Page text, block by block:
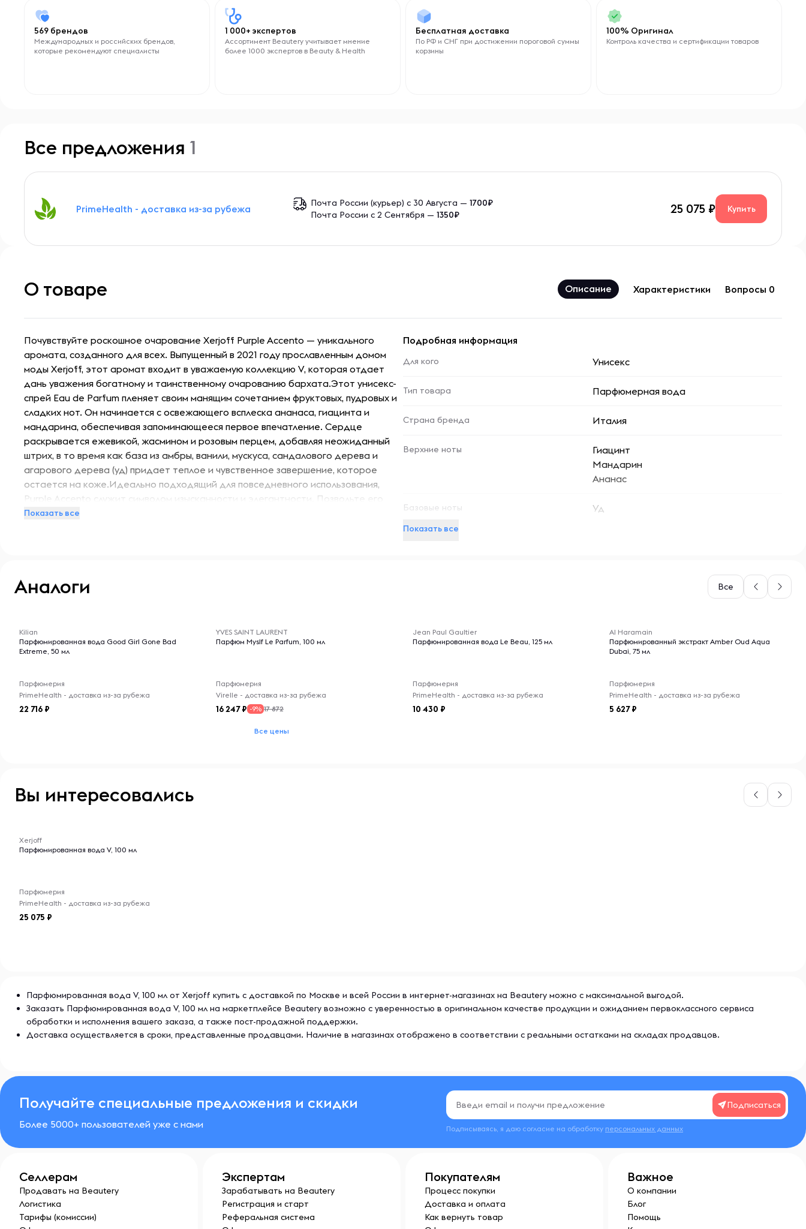
569 брендов
Международных и российских брендов,
которые рекомендуют специалисты
1 000+ экспертов
Ассортимент Beautery учитывает мнение
более 1000 экспертов в Beauty & Health
Бесплатная доставка
По РФ и СНГ при достижении пороговой суммы
корзины
100% Оригинал
Контроль качества и сертификации товаров
Все предложения 1
PrimeHealth - доставка из-за рубежа Почта России (курьер) с 30 Августа —1700₽
Почта России с 2 Сентября —1350₽ 25 075 Купить
О товаре Описание Характеристики Вопросы 0
Почувствуйте роскошное очарование Xerjoff Purple Accento — уникального
аромата, созданного для всех. Выпущенный в 2021 году прославленным домом
моды Xerjoff, этот аромат входит в уважаемую коллекцию V, которая отдает
дань уважения богатному и таинственному очарованию бархата.Этот унисекс-
спрей Eau de Parfum пленяет своим манящим сочетанием фруктовых, пудровых и
сладких нот. Он начинается с освежающего всплеска ананаса, гиацинта и
мандарина, обеспечивая запоминающееся первое впечатление. Сердце
раскрывается ежевикой, жасмином и розовым перцем, добавляя неожиданный
штрих, в то время как база из амбры, ванили, мускуса, сандалового дерева и
агарового дерева (уд) придает теплое и чувственное завершение, которое
остается на коже.Идеально подходящий для повседневного использования,
Purple Accento служит символом изысканности и элегантности. Позвольте его
пленительному аромату выразить ваш неповторимый стиль.
Показать все
Подробная информация
Для кого Унисекс
Тип товара Парфюмерная вода
Страна бренда Италия
Верхние ноты
Гиацинт
Мандарин
Ананас
Базовые ноты
Уд
Показать все
Аналоги Все
Kilian
Парфюмированная вода Good Girl Gone Bad
Extreme, 50 мл
Парфюмерия
PrimeHealth - доставка из-за рубежа
22 716
YVES SAINT LAURENT
Парфюм Myslf Le Parfum, 100 мл
Парфюмерия
Virelle - доставка из-за рубежа
16 247 -9% 17 872
Все цены
Jean Paul Gaultier
Парфюмированная вода Le Beau, 125 мл
Парфюмерия
PrimeHealth - доставка из-за рубежа
10 430
Al Haramain
Парфюмированный экстракт Amber Oud Aqua
Dubai, 75 мл
Парфюмерия
PrimeHealth - доставка из-за рубежа
5 627
Вы интересовались
Xerjoff
Парфюмированная вода V, 100 мл
Парфюмерия
PrimeHealth - доставка из-за рубежа
25 075
Парфюмированная вода V, 100 мл от Xerjoff купить с доставкой по Москве и всей России в интернет-магазинах на Beautery можно с максимальной выгодой.
Заказать Парфюмированная вода V, 100 мл на маркетплейсе Beautery возможно с уверенностью в оригинальном качестве продукции и ожиданием первоклассного сервиса
обработки и исполнения вашего заказа, а также пост-продажной поддержки.
Доставка осуществляется в сроки, представленные продавцами. Наличие в магазинах отображено в соответствии с реальными остатками на складах продавцов.
Получайте специальные предложения и скидки
Более 5000+ пользователей уже с нами
Подписаться
Подписываясь, я даю согласие на обработку персональных данных
Селлерам
Продавать на Beautery
Логистика
Тарифы (комиссии)
Экспертам
Зарабатывать на Beautery
Регистрация и старт
Реферальная система
Покупателям
Процесс покупки
Доставка и оплата
Как вернуть товар
Важное
О компании
Блог
Помощь